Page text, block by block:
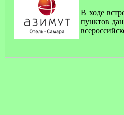
В ходе
пунктов